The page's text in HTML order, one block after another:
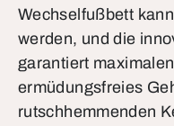
Wechselfußbett
werden, und die
garantiert
ermüdungsfreies
rutschhemmenden